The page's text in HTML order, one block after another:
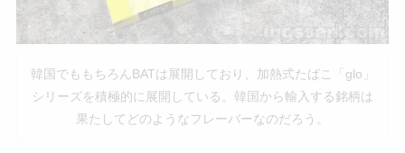
韓国でももちろんBATは展開しており、加熱式たばこ「glo」
シリーズを積極的に展開している。韓国から輸入する銘柄は
果たしてどのようなフレーバーなのだろう。